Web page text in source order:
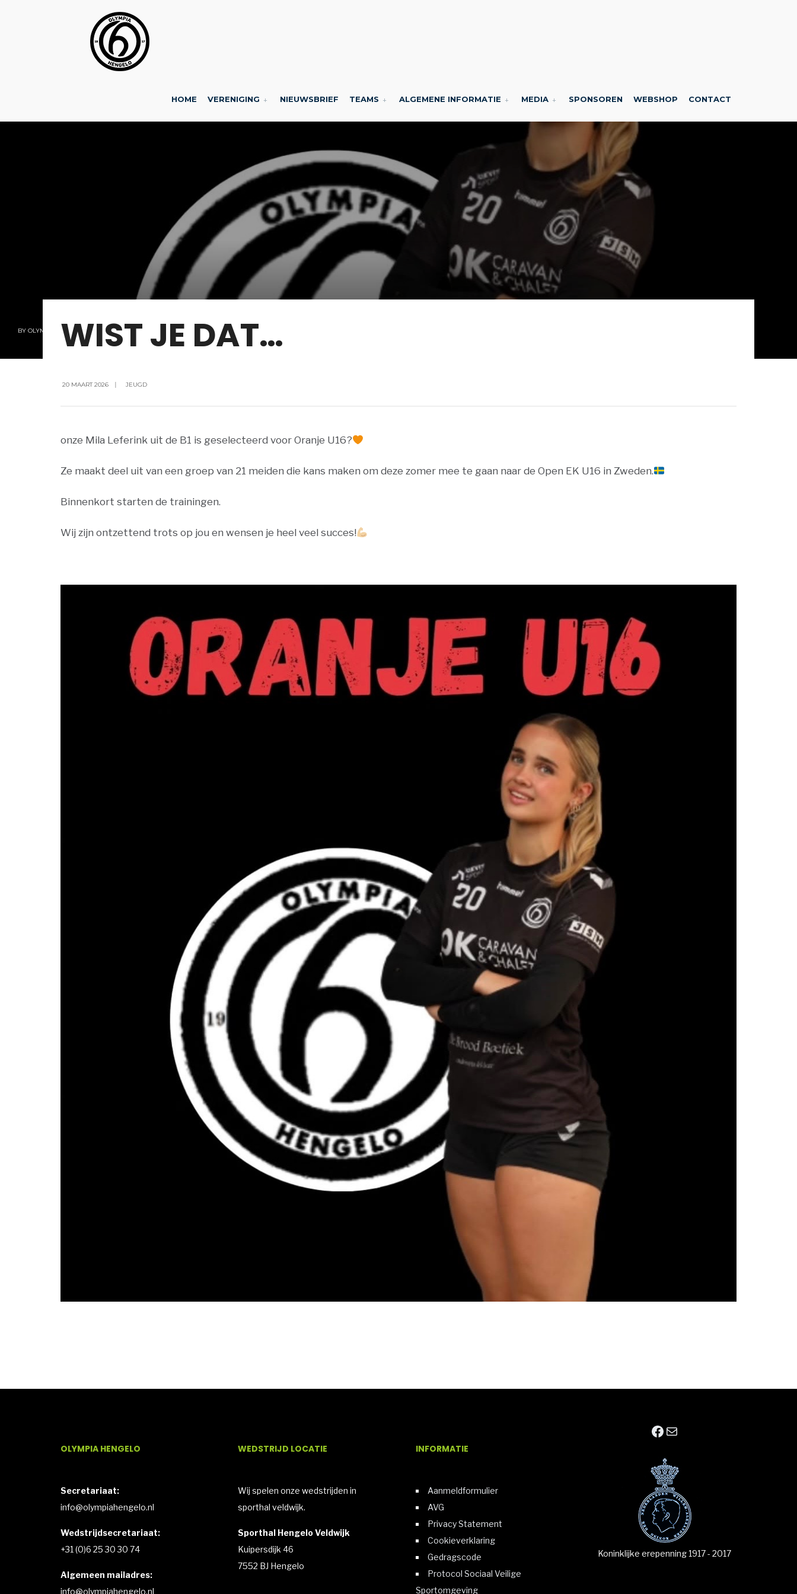
HOME VERENIGING NIEUWSBRIEF TEAMS ALGEMENE INFORMATIE MEDIA SPONSOREN WEBSHOP CONTACT
BY OLYMPIA WIST JE DAT…
20 MAART 2026 | JEUGD
onze Mila Leferink uit de B1 is geselecteerd voor Oranje U16?
Ze maakt deel uit van een groep van 21 meiden die kans maken om deze zomer mee te gaan naar de Open EK U16 in Zweden.
Binnenkort starten de trainingen.
Wij zijn ontzettend trots op jou en wensen je heel veel succes!
OLYMPIA HENGELO
Secretariaat:
info@olympiahengelo.nl
Wedstrijdsecretariaat:
+31 (0)6 25 30 30 74
Algemeen mailadres:
info@olympiahengelo.nl
WEDSTRIJD LOCATIE
Wij spelen onze wedstrijden in
sporthal veldwijk.
Sporthal Hengelo Veldwijk
Kuipersdijk 46
7552 BJ Hengelo
INFORMATIE
Aanmeldformulier
AVG
Privacy Statement
Cookieverklaring
Gedragscode
Protocol Sociaal Veilige
Sportomgeving
Facebook
E-mail
Koninklijke erepenning 1917 - 2017